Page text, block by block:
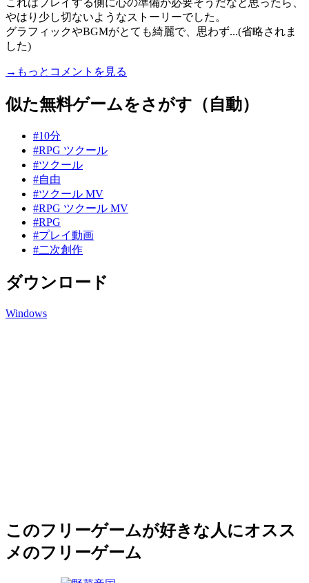
やはり少し切ないようなストーリーでした。
グラフィックやBGMがとても綺麗で、思わず...(省略されま
した)
→もっとコメントを見る
似た無料ゲームをさがす（自動）
#10分
#RPG ツクール
#ツクール
#自由
#ツクール MV
#RPG ツクール MV
#RPG
#プレイ動画
#二次創作
ダウンロード
Windows
このフリーゲームが好きな人にオスス
メのフリーゲーム